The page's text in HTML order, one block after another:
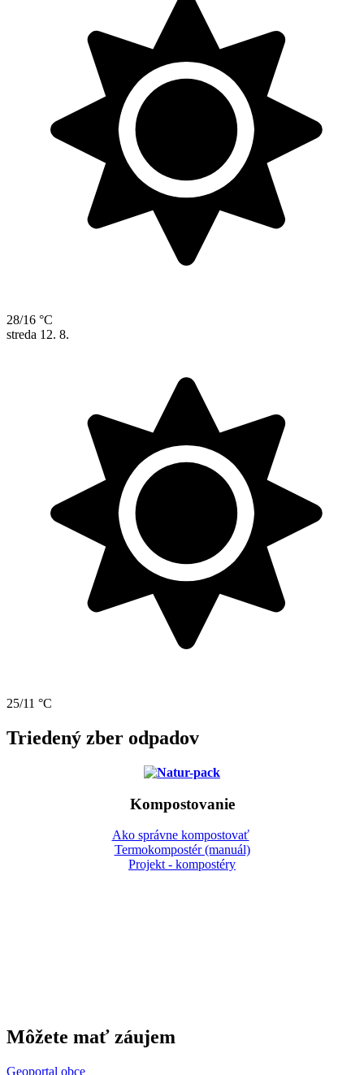
28/16 °C
streda 12. 8.
25/11 °C
Triedený zber odpadov
Kompostovanie
Ako správne kompostovať
Termokompostér (manuál)
Projekt - kompostéry
Môžete mať záujem
Geoportal obce